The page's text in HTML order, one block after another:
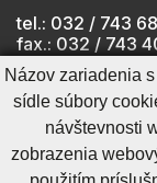
tel.: 032 / 743
fax.: 032 / 743
e-mail:
Cookies nastavenie
Cookies - viac
Názov zariadenia
sídle súbory
návštevnosti
zobrazenia